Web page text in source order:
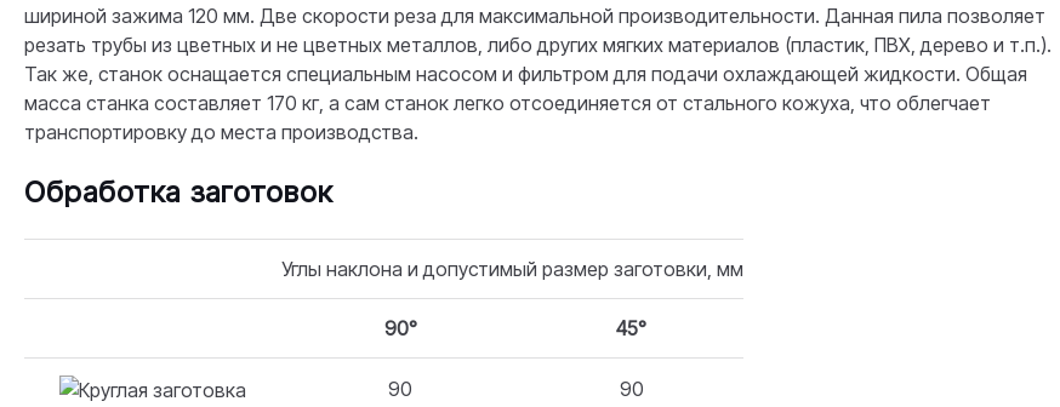
шириной зажима 120 мм. Две скорости реза для максимальной производительности. Данная пила позволяет
резать трубы из цветных и не цветных металлов, либо других мягких материалов (пластик, ПВХ, дерево и т.п.).
Так же, станок оснащается специальным насосом и фильтром для подачи охлаждающей жидкости. Общая
масса станка составляет 170 кг, а сам станок легко отсоединяется от стального кожуха, что облегчает
транспортировку до места производства.
Обработка заготовок
Углы наклона и допустимый размер заготовки, мм
90° 45°
90 90